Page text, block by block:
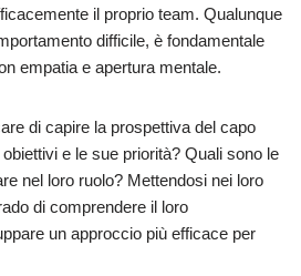
il proprio team. Qualunque
difficile, è fondamentale
empatia e apertura mentale.
di capire la prospettiva del capo
e le sue priorità? Quali sono le
nel loro ruolo? Mettendosi nei loro
di comprendere il loro
un approccio più efficace per